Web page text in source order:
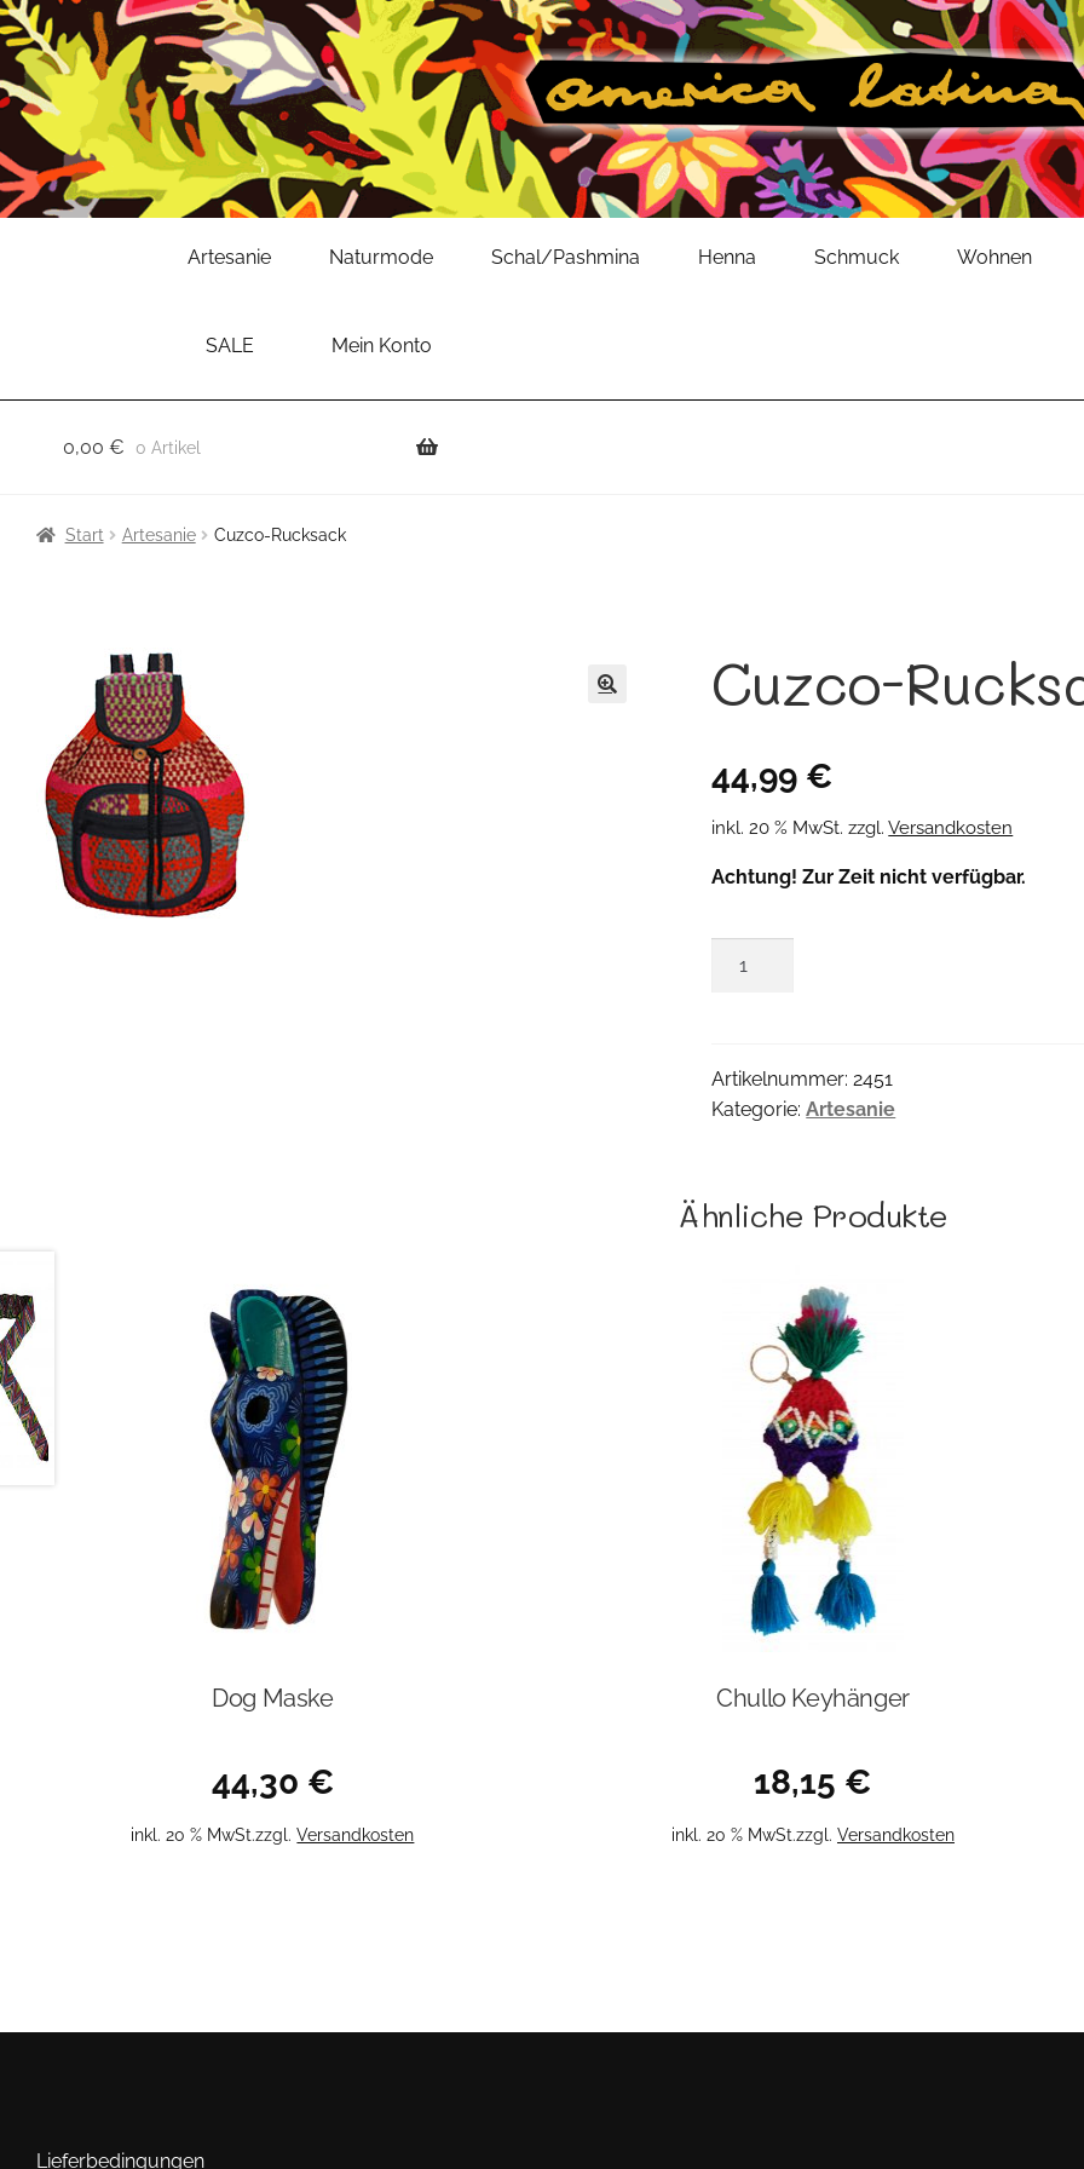
Artesanie Naturmode Schal/Pashmina Henna Schmuck Wohnen
SALE Mein Konto
0,00 € 0 Artikel
Start Artesanie Cuzco-Rucksack
Cuzco-
44,99 €
inkl. 20 % MwSt. zzgl.Versandkosten
Achtung! Zur Zeit nicht verfügbar.
Artikelnummer:2451
Kategorie:Artesanie
Ähnliche Produkte
Dog Maske
44,30 €
inkl. 20 % MwSt.zzgl.Versandkosten
Chullo Keyhänger
18,15 €
inkl. 20 % MwSt.zzgl. Versandkosten
Lieferbedingungen